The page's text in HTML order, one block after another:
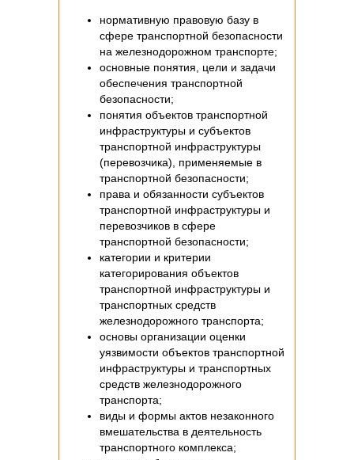
нормативную правовую базу в
сфере транспортной безопасности
на железнодорожном транспорте;
основные понятия, цели и задачи
обеспечения транспортной
безопасности;
понятия объектов транспортной
инфраструктуры и субъектов
транспортной инфраструктуры
(перевозчика), применяемые в
транспортной безопасности;
права и обязанности субъектов
транспортной инфраструктуры и
перевозчиков в сфере
транспортной безопасности;
категории и критерии
категорирования объектов
транспортной инфраструктуры и
транспортных средств
железнодорожного транспорта;
основы организации оценки
уязвимости объектов транспортной
инфраструктуры и транспортных
средств железнодорожного
транспорта;
виды и формы актов незаконного
вмешательства в деятельность
транспортного комплекса;